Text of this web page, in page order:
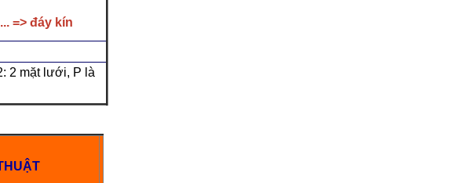
=> đáy kín
2 mặt lưới, P là
Lõi Lọc Tách Dầu – Nước